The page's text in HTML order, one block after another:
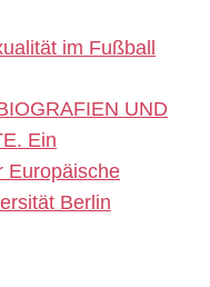
im Fußball
UND
Ein
Europäische
Berlin